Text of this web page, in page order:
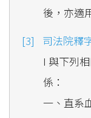
後，亦適
司法院釋
I 與下列
係：
一、直系